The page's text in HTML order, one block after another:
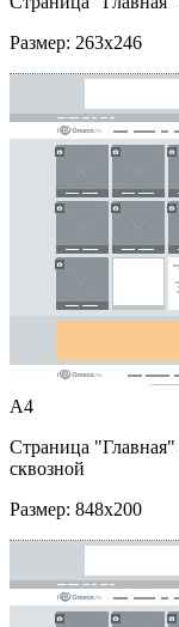
Размер: 263x246
A4
Страница "Главная"
сквозной
Размер: 848x200